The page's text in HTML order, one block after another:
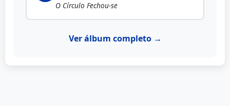
O Círculo Fechou-se
Ver álbum completo →